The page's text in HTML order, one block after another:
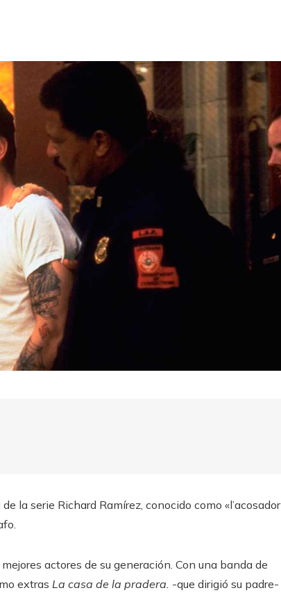
la serie Richard Ramírez, conocido como «l’acosador
actores de su generación. Con una banda de
extras La casa de la pradera. -que dirigió su padre-